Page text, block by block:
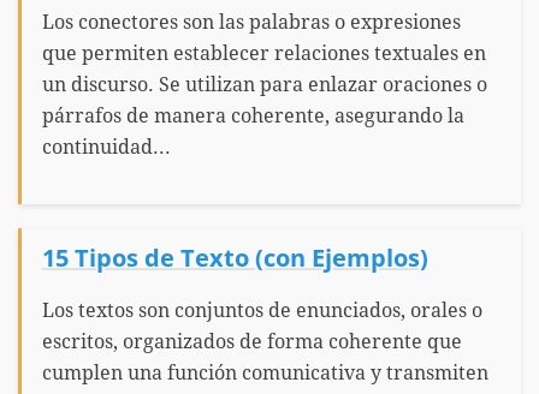
Los conectores son las palabras o expresiones
que permiten establecer relaciones textuales en
un discurso. Se utilizan para enlazar oraciones o
párrafos de manera coherente, asegurando la
continuidad...
15 Tipos de Texto (con Ejemplos)
Los textos son conjuntos de enunciados, orales o
escritos, organizados de forma coherente que
cumplen una función comunicativa y transmiten